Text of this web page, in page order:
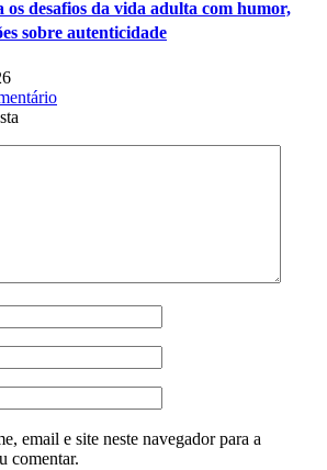
desafios da vida adulta com humor,
sobre autenticidade
email e site neste navegador para a
comentar.